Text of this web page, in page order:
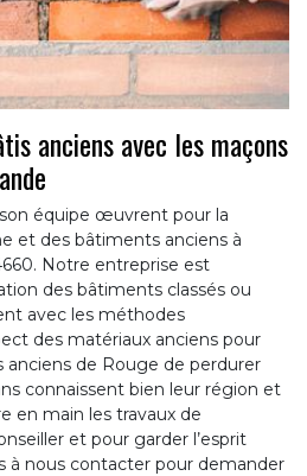
anciens avec les maçons
équipe œuvrent pour la
et des bâtiments anciens à
Notre entreprise est
des bâtiments classés ou
avec les méthodes
des matériaux anciens pour
de Rouge de perdurer
connaissent bien leur région et
en main les travaux de
et pour garder l’esprit
à nous contacter pour demander